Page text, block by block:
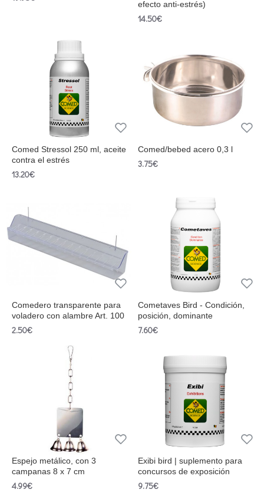
efecto anti-estrés)
14.50€
Comed Stressol 250 ml, aceite
contra el estrés
13.20€
Comed/bebed acero 0,3 l
3.75€
Comedero transparente para
voladero con alambre Art. 100
2.50€
Cometaves Bird - Condición,
posición, dominante
7.60€
Espejo metálico, con 3
campanas 8 x 7 cm
4.99€
Exibi bird | suplemento para
concursos de exposición
9.75€